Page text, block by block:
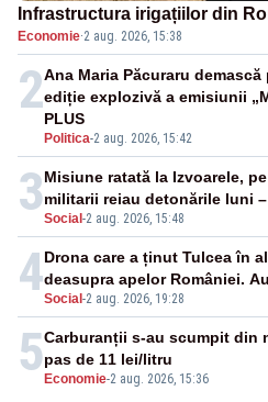
Infrastructura irigațiilor din
Economie·2 aug. 2026, 15:38
2
Politica-2 aug. 2026, 15:42
Ana Maria Păcuraru
ediție explozivă a emisiunii
PLUS
3Social -2 aug. 2026, 15:48
Misiune ratată la Izvoarele,
militarii reiau detonările luni –
4Social -2 aug. 2026, 19:28
Drona care a ținut Tulcea în
deasupra apelor României.
5 Economie-2 aug. 2026, 15:36
Carburanții s-au scumpit din
pas de 11 lei/litru